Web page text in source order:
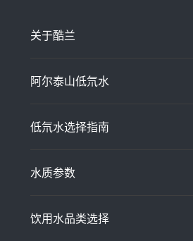
关于酷兰
阿尔泰山低氘水
低氘水选择指南
水质参数
饮用水品类选择